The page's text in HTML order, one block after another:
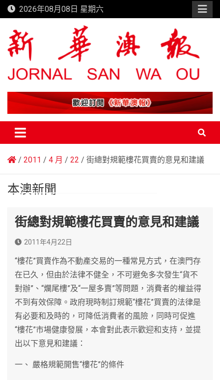
Skip
to
content
2026年08月08日 星期六
新華澳報
2011 4 月 22 街總對規範樓花買賣的意見和建議
本澳新聞
街總對規範樓花買賣的意見和建議
2011年4月22日
“樓花”買賣作為不動產交易的一種常見方式，在澳門存
在已久，但由於法律不健全，不可避免多次發生“貨不
對辦”、“爛尾樓”及“一屋多賣”等問題，消費者的權益得
不到有效保障。政府現時制訂規範“樓花”買賣的法律是
有必要和及時的，可降低消費者的風險，同時可促進
“樓花”市場健康發展，本會對此表示歡迎和支持，並提
出以下意見和建議：
一、 嚴格規範開售“樓花”的條件